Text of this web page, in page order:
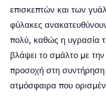
επισκεπτών και των
φύλακες
πολύ, καθώς η υγρασία
βλάψει το σμάλτο με
προσοχή στη συντήρηση
ατμόσφαιρα που